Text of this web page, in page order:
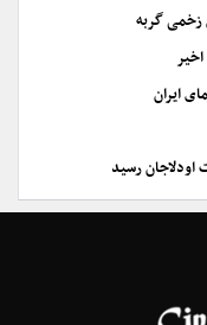
زخمی گربه
ایران
رسید